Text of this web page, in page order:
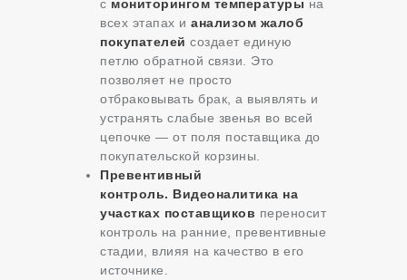
с мониторингом температуры на
всех этапах и анализом жалоб
покупателей создает единую
петлю обратной связи. Это
позволяет не просто
отбраковывать брак, а выявлять и
устранять слабые звенья во всей
цепочке — от поля поставщика до
покупательской корзины.
Превентивный
контроль. Видеоналитика на
участках поставщиков переносит
контроль на ранние, превентивные
стадии, влияя на качество в его
источнике.